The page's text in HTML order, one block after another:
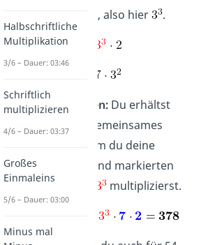
nehmen, also hier .
4. kgV berechnen: Du erhältst
dein kleinstes gemeinsames
Vielfaches, indem du deine
ausgewählten und markierten
Zahlen
multiplizierst.
Halbschriftliche
Multiplikation
3/6 – Dauer: 03:46
Schriftlich
multiplizieren
4/6 – Dauer: 03:37
Großes
Einmaleins
5/6 – Dauer: 03:00
Minus mal